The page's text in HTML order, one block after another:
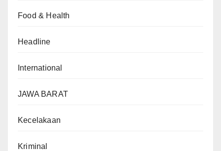
Food & Health
Headline
International
JAWA BARAT
Kecelakaan
Kriminal